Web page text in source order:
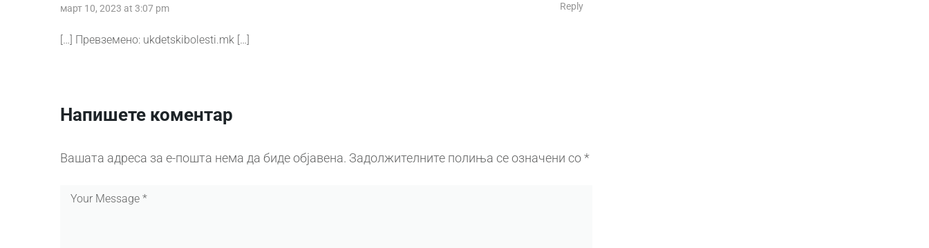
март 10, 2023 at 3:07 pm
Reply
[…] Превземено: ukdetskibolesti.mk […]
Напишете коментар
Вашата адреса за е-пошта нема да биде објавена. Задолжителните полиња се означени со*